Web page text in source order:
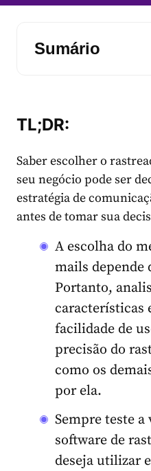
Sumário
TL;DR:
Saber escolher o
seu negócio pode ser
estratégia de
antes de tomar sua
A escolha do
mails depende
Portanto,
características
facilidade de
precisão do
como os
por ela.
Sempre teste
software de
deseja utilizar